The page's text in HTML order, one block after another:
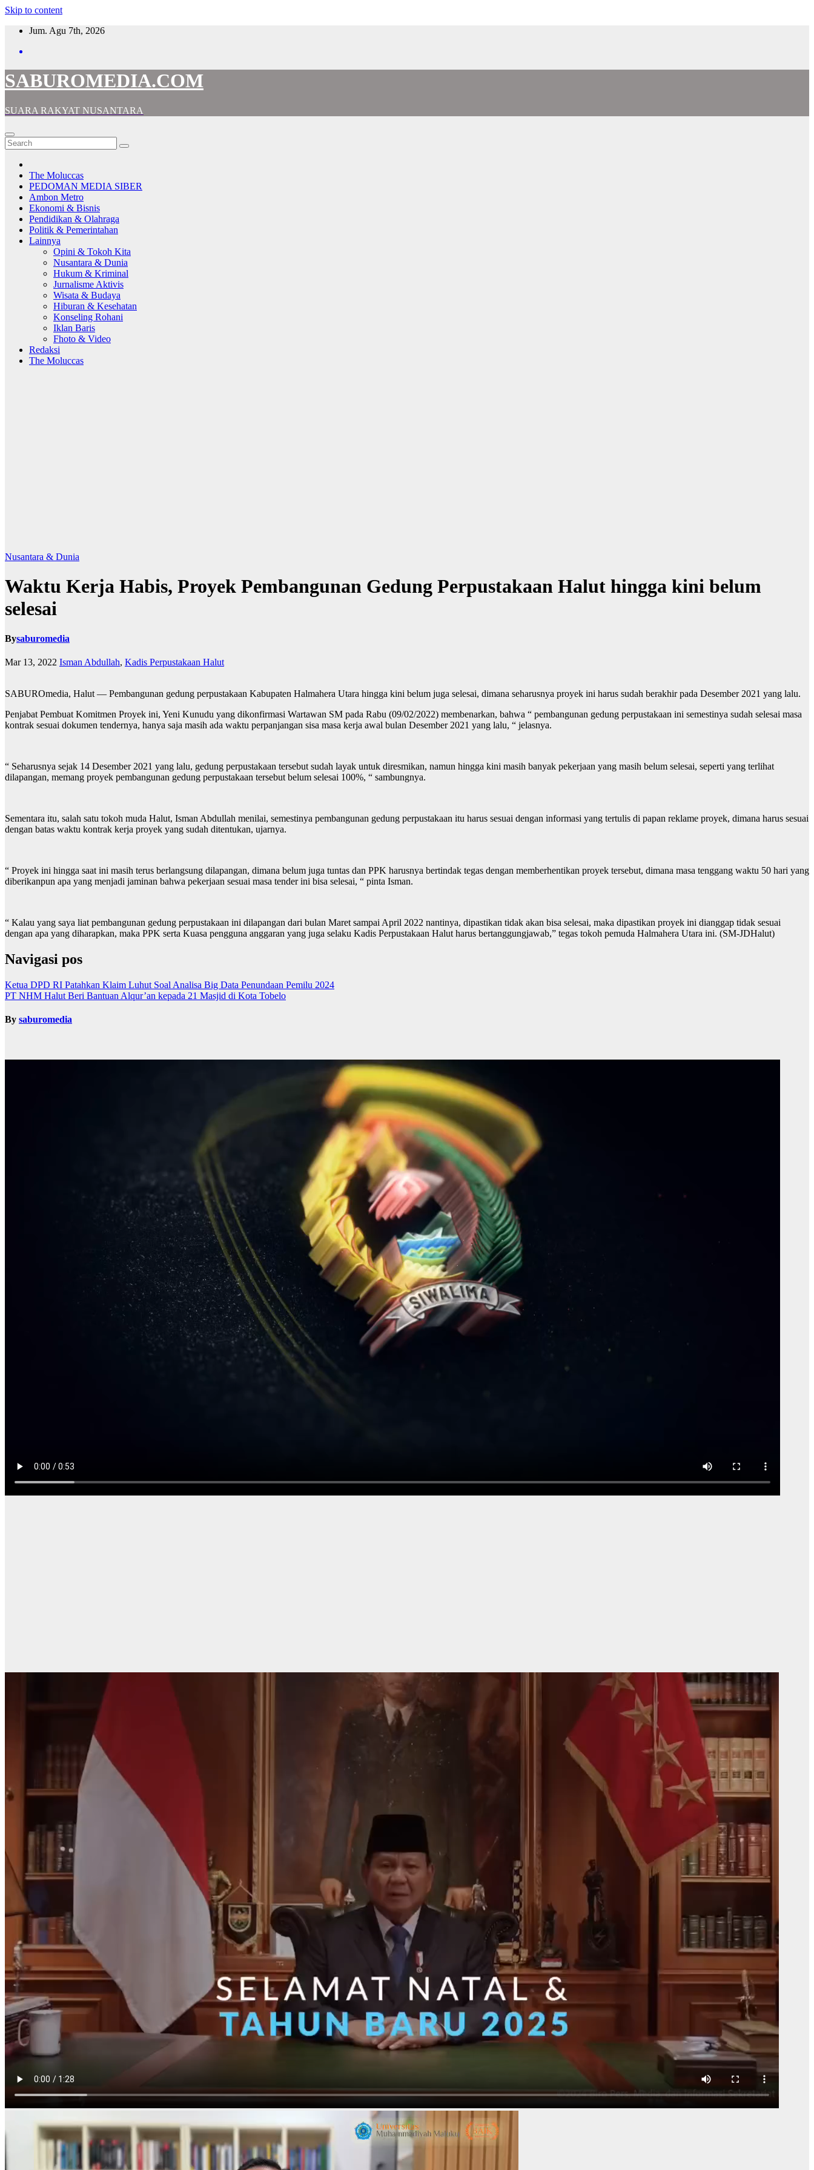
Skip to content
Jum. Agu 7th, 2026
SABUROMEDIA.COM
SUARA RAKYAT NUSANTARA
The Moluccas
PEDOMAN MEDIA SIBER
Ambon Metro
Ekonomi & Bisnis
Pendidikan & Olahraga
Politik & Pemerintahan
Lainnya
Opini & Tokoh Kita
Nusantara & Dunia
Hukum & Kriminal
Jurnalisme Aktivis
Wisata & Budaya
Hiburan & Kesehatan
Konseling Rohani
Iklan Baris
Fhoto & Video
Redaksi
The Moluccas
Nusantara & Dunia
Waktu Kerja Habis, Proyek Pembangunan Gedung Perpustakaan Halut hingga kini belum
selesai
Bysaburomedia
Mar 13, 2022 Isman Abdullah, Kadis Perpustakaan Halut
SABUROmedia, Halut — Pembangunan gedung perpustakaan Kabupaten Halmahera Utara hingga kini belum juga selesai, dimana seharusnya proyek ini harus sudah berakhir pada Desember 2021 yang lalu.
Penjabat Pembuat Komitmen Proyek ini, Yeni Kunudu yang dikonfirmasi Wartawan SM pada Rabu (09/02/2022) membenarkan, bahwa “ pembangunan gedung perpustakaan ini semestinya sudah selesai masa
kontrak sesuai dokumen tendernya, hanya saja masih ada waktu perpanjangan sisa masa kerja awal bulan Desember 2021 yang lalu, “ jelasnya.
“ Seharusnya sejak 14 Desember 2021 yang lalu, gedung perpustakaan tersebut sudah layak untuk diresmikan, namun hingga kini masih banyak pekerjaan yang masih belum selesai, seperti yang terlihat
dilapangan, memang proyek pembangunan gedung perpustakaan tersebut belum selesai 100%, “ sambungnya.
Sementara itu, salah satu tokoh muda Halut, Isman Abdullah menilai, semestinya pembangunan gedung perpustakaan itu harus sesuai dengan informasi yang tertulis di papan reklame proyek, dimana harus sesuai
dengan batas waktu kontrak kerja proyek yang sudah ditentukan, ujarnya.
“ Proyek ini hingga saat ini masih terus berlangsung dilapangan, dimana belum juga tuntas dan PPK harusnya bertindak tegas dengan memberhentikan proyek tersebut, dimana masa tenggang waktu 50 hari yang
diberikanpun apa yang menjadi jaminan bahwa pekerjaan sesuai masa tender ini bisa selesai, “ pinta Isman.
“ Kalau yang saya liat pembangunan gedung perpustakaan ini dilapangan dari bulan Maret sampai April 2022 nantinya, dipastikan tidak akan bisa selesai, maka dipastikan proyek ini dianggap tidak sesuai
dengan apa yang diharapkan, maka PPK serta Kuasa pengguna anggaran yang juga selaku Kadis Perpustakaan Halut harus bertanggungjawab,” tegas tokoh pemuda Halmahera Utara ini. (SM-JDHalut)
Navigasi pos
Ketua DPD RI Patahkan Klaim Luhut Soal Analisa Big Data Penundaan Pemilu 2024
PT NHM Halut Beri Bantuan Alqur’an kepada 21 Masjid di Kota Tobelo
By saburomedia